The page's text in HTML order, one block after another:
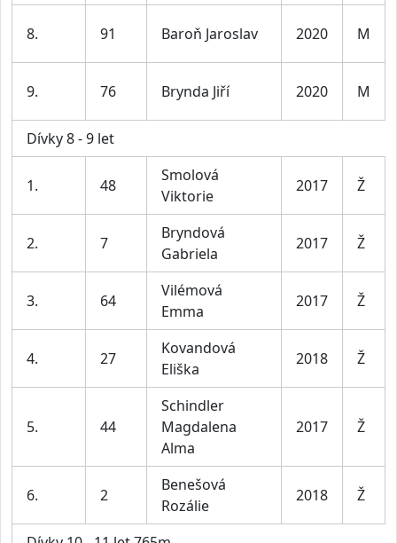
8. 91 Baroň Jaroslav 2020 M
9. 76 Brynda Jiří 2020 M
Dívky 8 - 9 let
1. 48
Smolová
Viktorie
2017 Ž
2. 7
Bryndová
Gabriela
2017 Ž
3. 64
Vilémová
Emma
2017 Ž
4. 27
Kovandová
Eliška
2018 Ž
5. 44
Schindler
Magdalena
Alma
2017 Ž
6. 2
Benešová
Rozálie
2018 Ž